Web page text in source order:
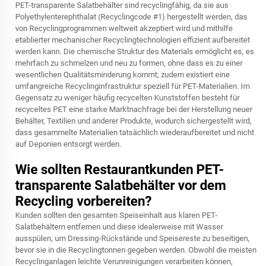
PET-transparente Salatbehälter sind recyclingfähig, da sie aus
Polyethylenterephthalat (Recyclingcode #1) hergestellt werden, das
von Recyclingprogrammen weltweit akzeptiert wird und mithilfe
etablierter mechanischer Recyclingtechnologien effizient aufbereitet
werden kann. Die chemische Struktur des Materials ermöglicht es, es
mehrfach zu schmelzen und neu zu formen, ohne dass es zu einer
wesentlichen Qualitätsminderung kommt; zudem existiert eine
umfangreiche Recyclinginfrastruktur speziell für PET-Materialien. Im
Gegensatz zu weniger häufig recycelten Kunststoffen besteht für
recyceltes PET eine starke Marktnachfrage bei der Herstellung neuer
Behälter, Textilien und anderer Produkte, wodurch sichergestellt wird,
dass gesammelte Materialien tatsächlich wiederaufbereitet und nicht
auf Deponien entsorgt werden.
Wie sollten Restaurantkunden PET-
transparente Salatbehälter vor dem
Recycling vorbereiten?
Kunden sollten den gesamten Speiseinhalt aus klaren PET-
Salatbehältern entfernen und diese idealerweise mit Wasser
ausspülen, um Dressing-Rückstände und Speisereste zu beseitigen,
bevor sie in die Recyclingtonnen gegeben werden. Obwohl die meisten
Recyclinganlagen leichte Verunreinigungen verarbeiten können,